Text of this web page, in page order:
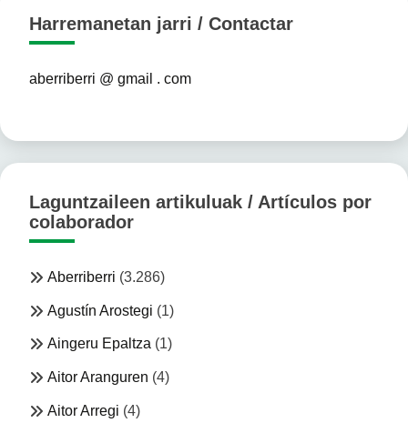
Harremanetan jarri / Contactar
aberriberri @ gmail . com
Laguntzaileen artikuluak / Artículos por
colaborador
Aberriberri (3.286)
Agustín Arostegi (1)
Aingeru Epaltza (1)
Aitor Aranguren (4)
Aitor Arregi (4)